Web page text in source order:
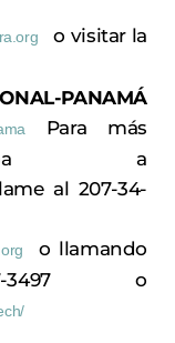
o visitar la
PANAMÁ
Para más
a
al 207-34-
o llamando
3497 o